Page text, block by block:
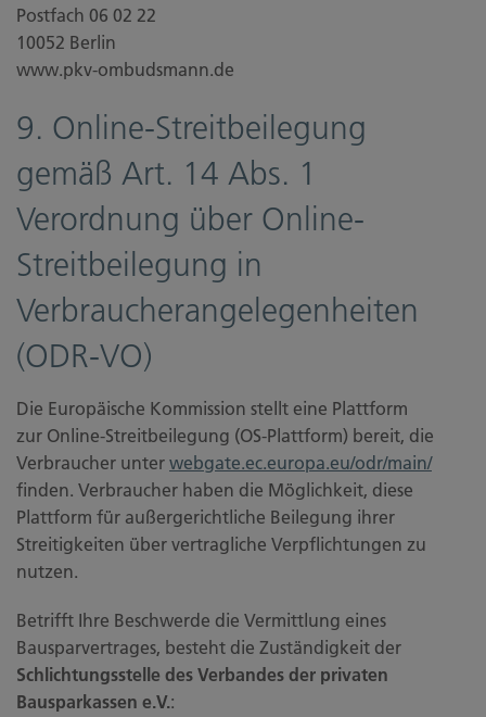
Postfach 06 02 22
10052 Berlin
www.pkv-ombudsmann.de
9. Online-Streitbeilegung
gemäß Art. 14 Abs. 1
Verordnung über Online-
Streitbeilegung in
Verbraucherangelegenheiten
(ODR-VO)
Die Europäische Kommission stellt eine Plattform
zur Online-Streitbeilegung (OS-Plattform) bereit, die
Verbraucher unter webgate.ec.europa.eu/odr/main/
finden. Verbraucher haben die Möglichkeit, diese
Plattform für außergerichtliche Beilegung ihrer
Streitigkeiten über vertragliche Verpflichtungen zu
nutzen.
Betrifft Ihre Beschwerde die Vermittlung eines
Bausparvertrages, besteht die Zuständigkeit der
Schlichtungsstelle des Verbandes der privaten
Bausparkassen e.V.: